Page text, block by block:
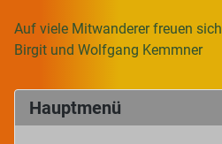
Hauptmenü
Auf viele Mitwanderer freuen sich
Birgit und Wolfgang Kemmner